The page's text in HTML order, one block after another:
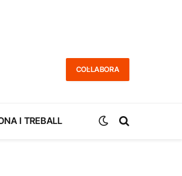
COL·LABORA
I TREBALL